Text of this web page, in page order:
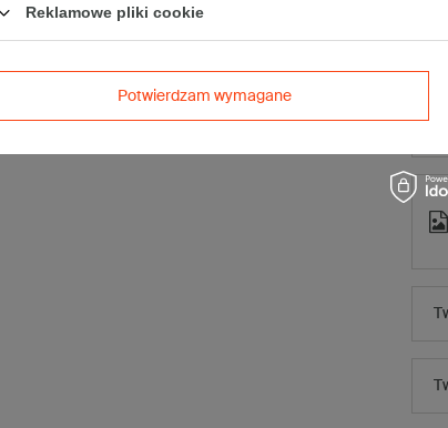
Reklamowe pliki cookie
Potwierdzam wymagane